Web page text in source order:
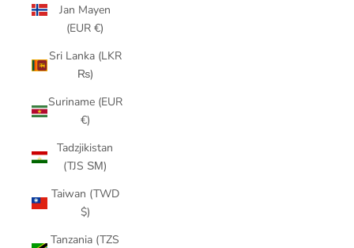
Jan Mayen
(EUR €)
Sri Lanka (LKR
₨)
Suriname (EUR
€)
Tadzjikistan
(TJS ЅМ)
Taiwan (TWD
$)
Tanzania (TZS